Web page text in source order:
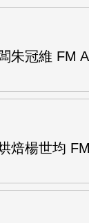
朱冠維 FM
焙楊世均